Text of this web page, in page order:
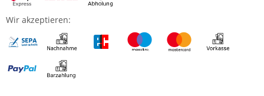
Wir akzeptieren: